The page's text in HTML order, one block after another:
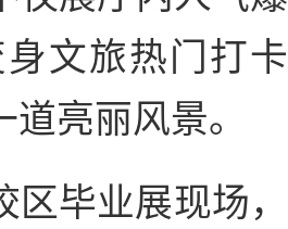
文旅热门打卡
亮丽风景。
毕业展现场，